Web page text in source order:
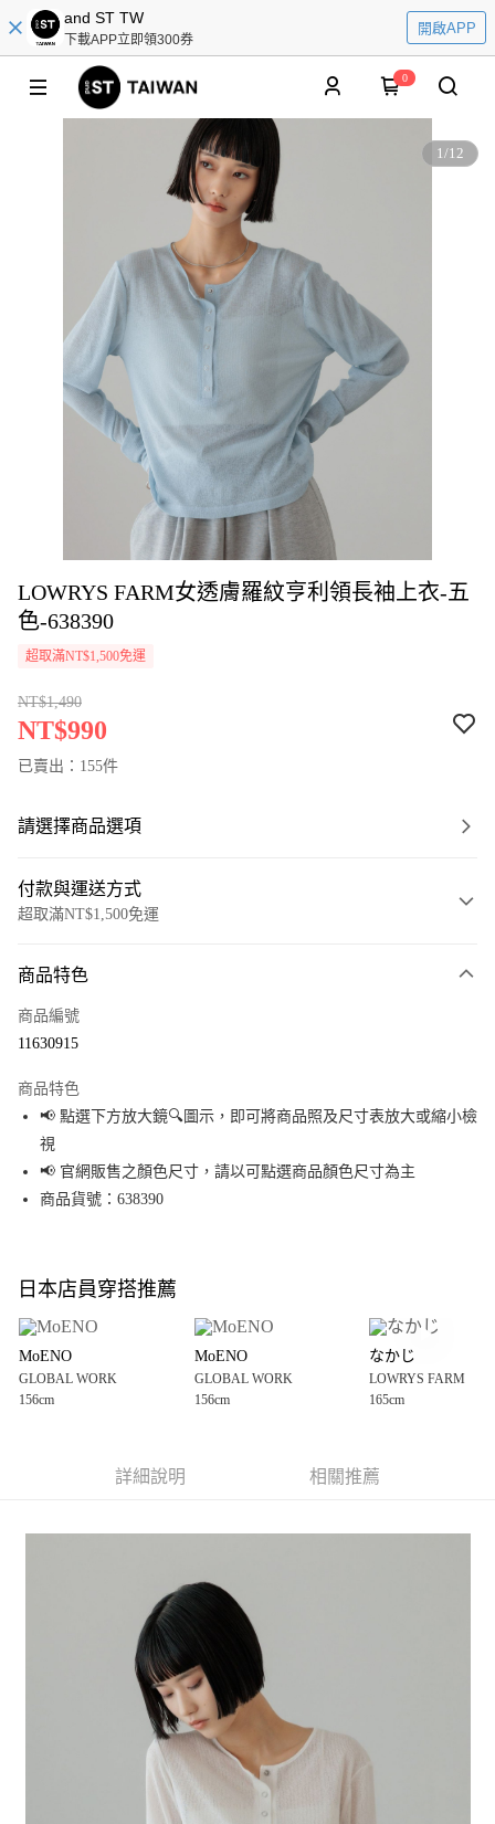
and ST TW
下載APP立即領300券
開啟APP
0
1/12
LOWRYS FARM女透膚羅紋亨利領長袖上衣-五
色-638390
超取滿NT$1,500免運
NT$1,490
NT$990
已賣出：155件
請選擇商品選項
付款與運送方式
超取滿NT$1,500免運
信用卡一次付款
Apple Pay
街口支付
悠遊付
全盈+PAY
大哥付你分期
1.本服務由台灣大哥大提供，台灣大哥大用戶可立即使用無須另外申請。
2.付款方式選擇「大哥付你分期」，訂單成立後會自動跳轉到大哥付的交易
3.實際核准額度、可分期數及費用金額請依後續交易確認頁面所載為準。
4.訂單成立30分鐘內，如未前往確認交易或遇審核未通過，訂單將自動取
2.透過簡訊連結打開帳單後，可選擇「超商條碼／台灣大直營門市／銀行轉
帳／街口支付／iPASS MONEY」等通路繳費。
1.本服務係由「台灣大哥大股份有限公司」（以下簡稱本公司）所提供，讓
用戶於交易時，得透過本服務購買商品或服務，並由商店將買賣／分期付款
買賣價金債權讓與本公司後，依約使用本公司帳單繳交帳款。
2.基於同意付款使用「大哥付你分期」之契約關係目的，商店將以您的個人
資料（包含姓名、電話或地址）提供予台灣大哥大進項蒐集、處理及利用，
由本公司與您本人進行分期帳單所需資料之確認、核對及更正。
3.完整用戶服務條款，請詳閱以下連結：
AFTEE先享後付
３．安心：先確認商品／服務後，再付款。
１．於結帳方式選擇「AFTEE先享後付」後，將跳轉至「AFTEE先享後付」
結帳頁面，進行簡訊認證並確認金額後，即可完成結帳。
２．訂單成立數日內，您將收到繳費通知簡訊。
３．收到繳費通知簡訊後14天內，點擊此簡訊中的連結，可透過四大超商／
ATM／網路銀行／等多元方式進行付款，方視為交易完成。
※ 請注意：結帳手續完成當下不需立刻繳費，但若您需要取消訂單，請聯絡
購買商品的店家。未經商家同意取消之訂單仍視為有效，需透過AFTEE先享
※ 交易是否成功請以「AFTEE先享後付 」之結帳頁面顯示為準，若有關於
是否繳費成功／繳費後需取消欲退款等相關疑問，請聯繫「AFTEE先享後付
https://netprotections.freshdesk.com/support/home
每筆NT$80，滿NT$1,500(含以上)免運費
每筆NT$80，滿NT$1,500(含以上)免運費
每筆NT$80，滿NT$1,500(含以上)免運費
每筆NT$80，滿NT$1,500(含以上)免運費
每筆NT$80，滿NT$1,500(含以上)免運費
商品特色
商品編號
11630915
商品特色
📢 點選下方放大鏡🔍圖示，即可將商品照及尺寸表放大或縮小檢
視
📢 官網販售之顏色尺寸，請以可點選商品顏色尺寸為主
商品貨號：638390
日本店員穿搭推薦
MoENO
GLOBAL WORK
156cm
MoENO
GLOBAL WORK
156cm
なかじ
LOWRYS FARM
165cm
詳細說明 相關推薦